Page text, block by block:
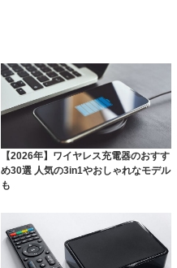
【2026年】ワイヤレス充電器のおすす
め30選 人気の3in1やおしゃれなモデル
も